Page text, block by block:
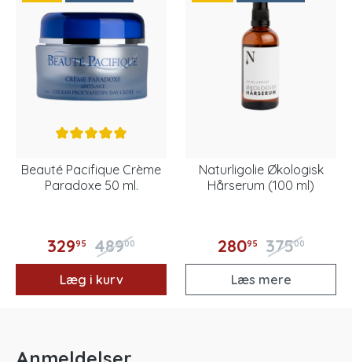
Beauté Pacifique Crème
Paradoxe 50 ml.
32995 48900
Læg i kurv
Naturligolie Økologisk
Hårserum (100 ml)
28095 37500
Læs mere